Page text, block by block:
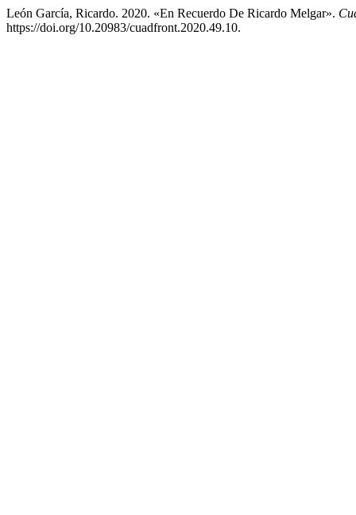
León García, Ricardo. 2020. «En Recuerdo De Ricardo Melgar».
https://doi.org/10.20983/cuadfront.2020.49.10.